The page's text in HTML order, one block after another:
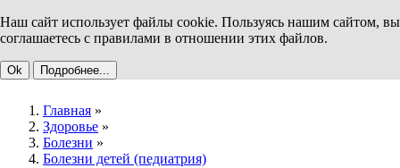
Наш сайт использует файлы cookie. Пользуясь нашим сайтом, вы
соглашаетесь с правилами в отношении этих файлов.
Ok Подробнее...
Главная »
Здоровье »
Болезни »
Болезни детей (педиатрия)